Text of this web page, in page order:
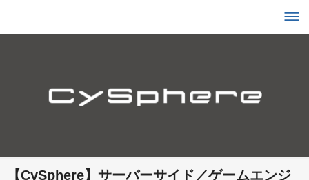
【CySphere】サーバーサイド／ゲームエンジ